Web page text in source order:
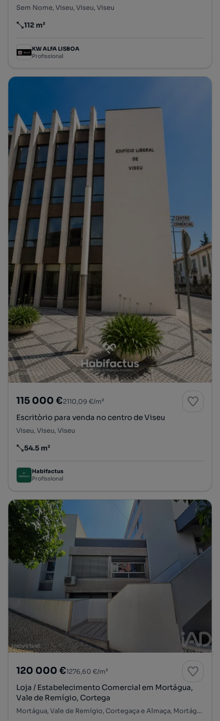
Sem Nome, Viseu, Viseu, Viseu
Preço por metro quadrado
112 m²
KW ALFA LISBOA
Profissional
115 000 €2110,09 €/m²
Escritòrio para venda no centro de Viseu
Viseu, Viseu, Viseu
Preço por metro quadrado
54.5 m²
Habifactus
Profissional
120 000 €1276,60 €/m²
Loja / Estabelecimento Comercial em Mortágua,
Vale de Remígio, Cortega
Mortágua, Vale de Remígio, Cortegaça e Almaça, Mortágua, Viseu